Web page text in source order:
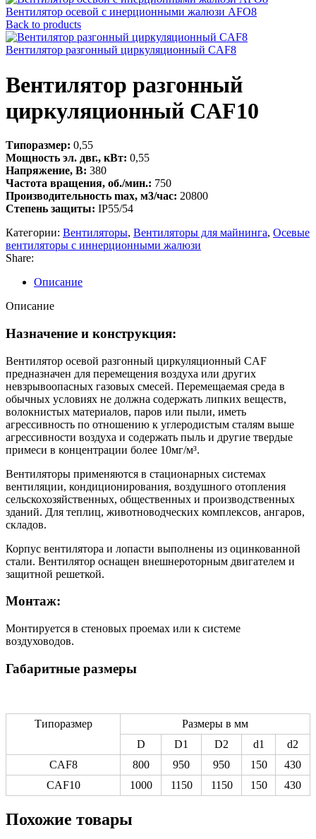
Вентилятор осевой с инерционными жалюзи AFO8
Back to products
Вентилятор разгонный циркуляционный CAF8
Вентилятор разгонный
циркуляционный CAF10
Типоразмер: 0,55
Мощность эл. двг., кВт: 0,55
Напряжение, В: 380
Частота вращения, об./мин.: 750
Производительность max, м3/час: 20800
Степень защиты: IP55/54
Категории: Вентиляторы, Вентиляторы для майнинга, Осевые
вентиляторы с иннерционными жалюзи
Share:
Описание
Описание
Назначение и конструкция:
Вентилятор осевой разгонный циркуляционный CAF
предназначен для перемещения воздуха или других
невзрывоопасных газовых смесей. Перемещаемая среда в
обычных условиях не должна содержать липких веществ,
волокнистых материалов, паров или пыли, иметь
агрессивность по отношению к углеродистым сталям выше
агрессивности воздуха и содержать пыль и другие твердые
примеси в концентрации более 10мг/м³.
Вентиляторы применяются в стационарных системах
вентиляции, кондиционирования, воздушного отопления
сельскохозяйственных, общественных и производственных
зданий. Для теплиц, животноводческих комплексов, ангаров,
складов.
Корпус вентилятора и лопасти выполнены из оцинкованной
стали. Вентилятор оснащен внешнероторным двигателем и
защитной решеткой.
Монтаж:
Монтируется в стеновых проемах или к системе
воздуховодов.
Габаритные размеры
Типоразмер
Размеры в мм
D
D1 D2 d1
d2
CAF8
800 950 950 150
430
CAF10
1000 1150 1150 150 430
Похожие товары